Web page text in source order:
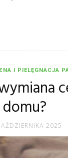
I PIELĘGNACJA
domu?
2025